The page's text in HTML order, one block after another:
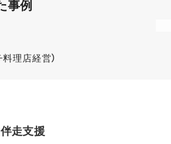
事例
料理店経営）
走支援